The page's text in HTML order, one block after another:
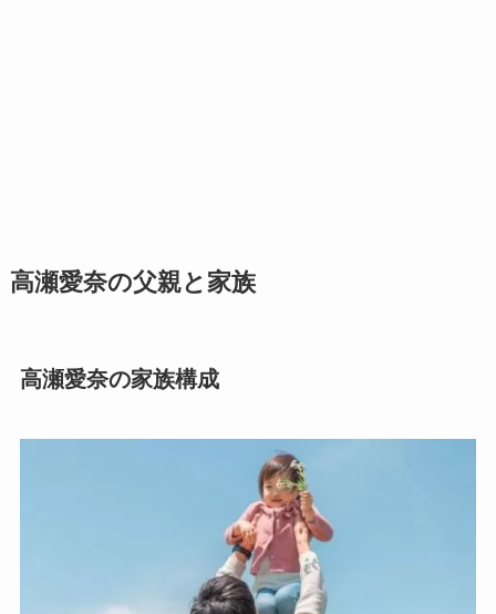
高瀬愛奈の父親と家族
高瀬愛奈の家族構成